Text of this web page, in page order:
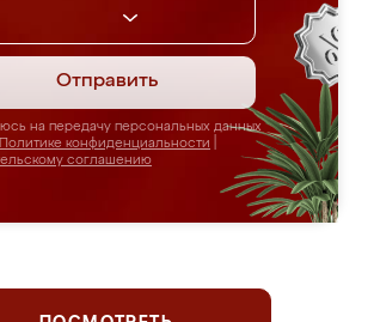
Отправить
на передачу персональных данных
Политике конфиденциальности
соглашению